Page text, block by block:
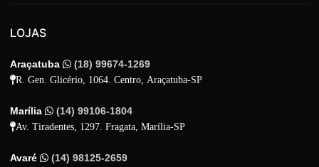
LOJAS
Araçatuba (18) 99674-1269
R. Gen. Glicério, 1064. Centro, Araçatuba-SP
Marília (14) 99106-1804
Av. Tiradentes, 1297. Fragata, Marília-SP
Avaré (14) 98125-2659